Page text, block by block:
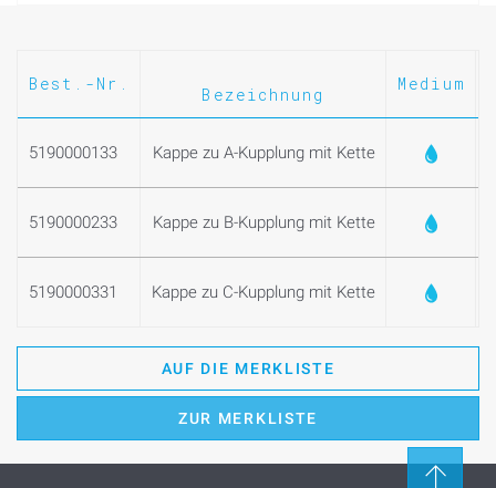
Best.-Nr.
Bezeichnung
Medium
5190000133 Kappe zu A-Kupplung mit Kette
5190000233 Kappe zu B-Kupplung mit Kette
5190000331 Kappe zu C-Kupplung mit Kette
AUF DIE MERKLISTE
ZUR MERKLISTE